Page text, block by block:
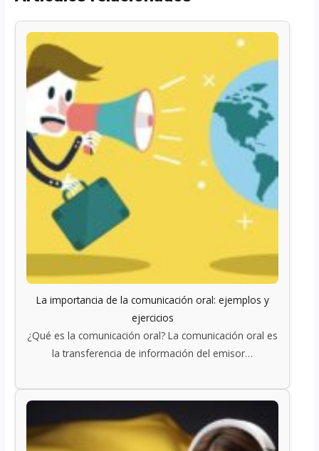
La importancia de la comunicación oral: ejemplos y
ejercicios
¿Qué es la comunicación oral? La comunicación oral es
la transferencia de información del emisor…